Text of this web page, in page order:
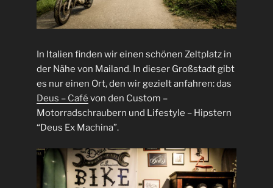
In Italien finden wir einen schönen Zeltplatz in
der Nähe von Mailand. In dieser Großstadt gibt
es nur einen Ort, den wir gezielt anfahren: das
Deus – Café von den Custom –
Motorradschraubern und Lifestyle – Hipstern
“Deus Ex Machina”.